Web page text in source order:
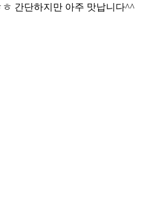
간단하지만 아주 맛납니다^^